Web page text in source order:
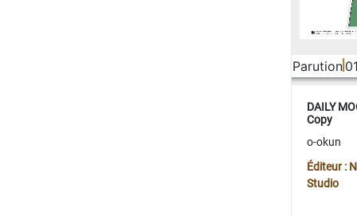
Parution
DAILY
Copy
o-okun
Éditeur :
Studio